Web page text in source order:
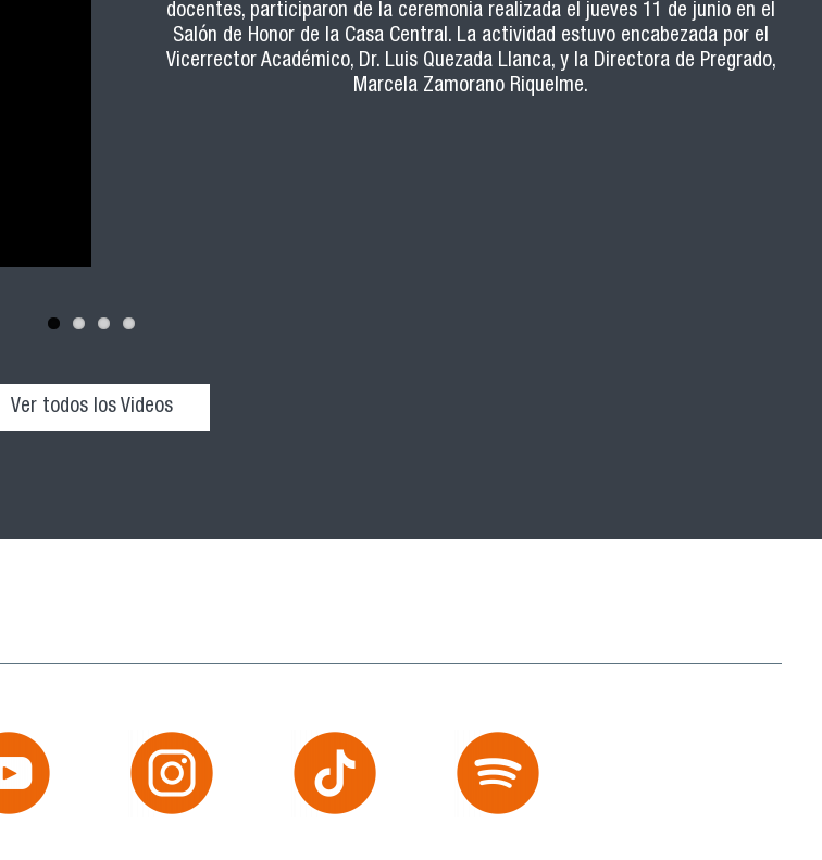
docentes, participaron de la ceremonia realizada el jueves 11 de junio en el
Salón de Honor de la Casa Central. La actividad estuvo encabezada por el
Vicerrector Académico, Dr. Luis Quezada Llanca, y la Directora de Pregrado,
Marcela Zamorano Riquelme.
Ver todos los Videos